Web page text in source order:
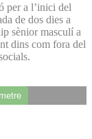
per a l’inici del
de dos dies a
sènior masculí a
dins com fora del